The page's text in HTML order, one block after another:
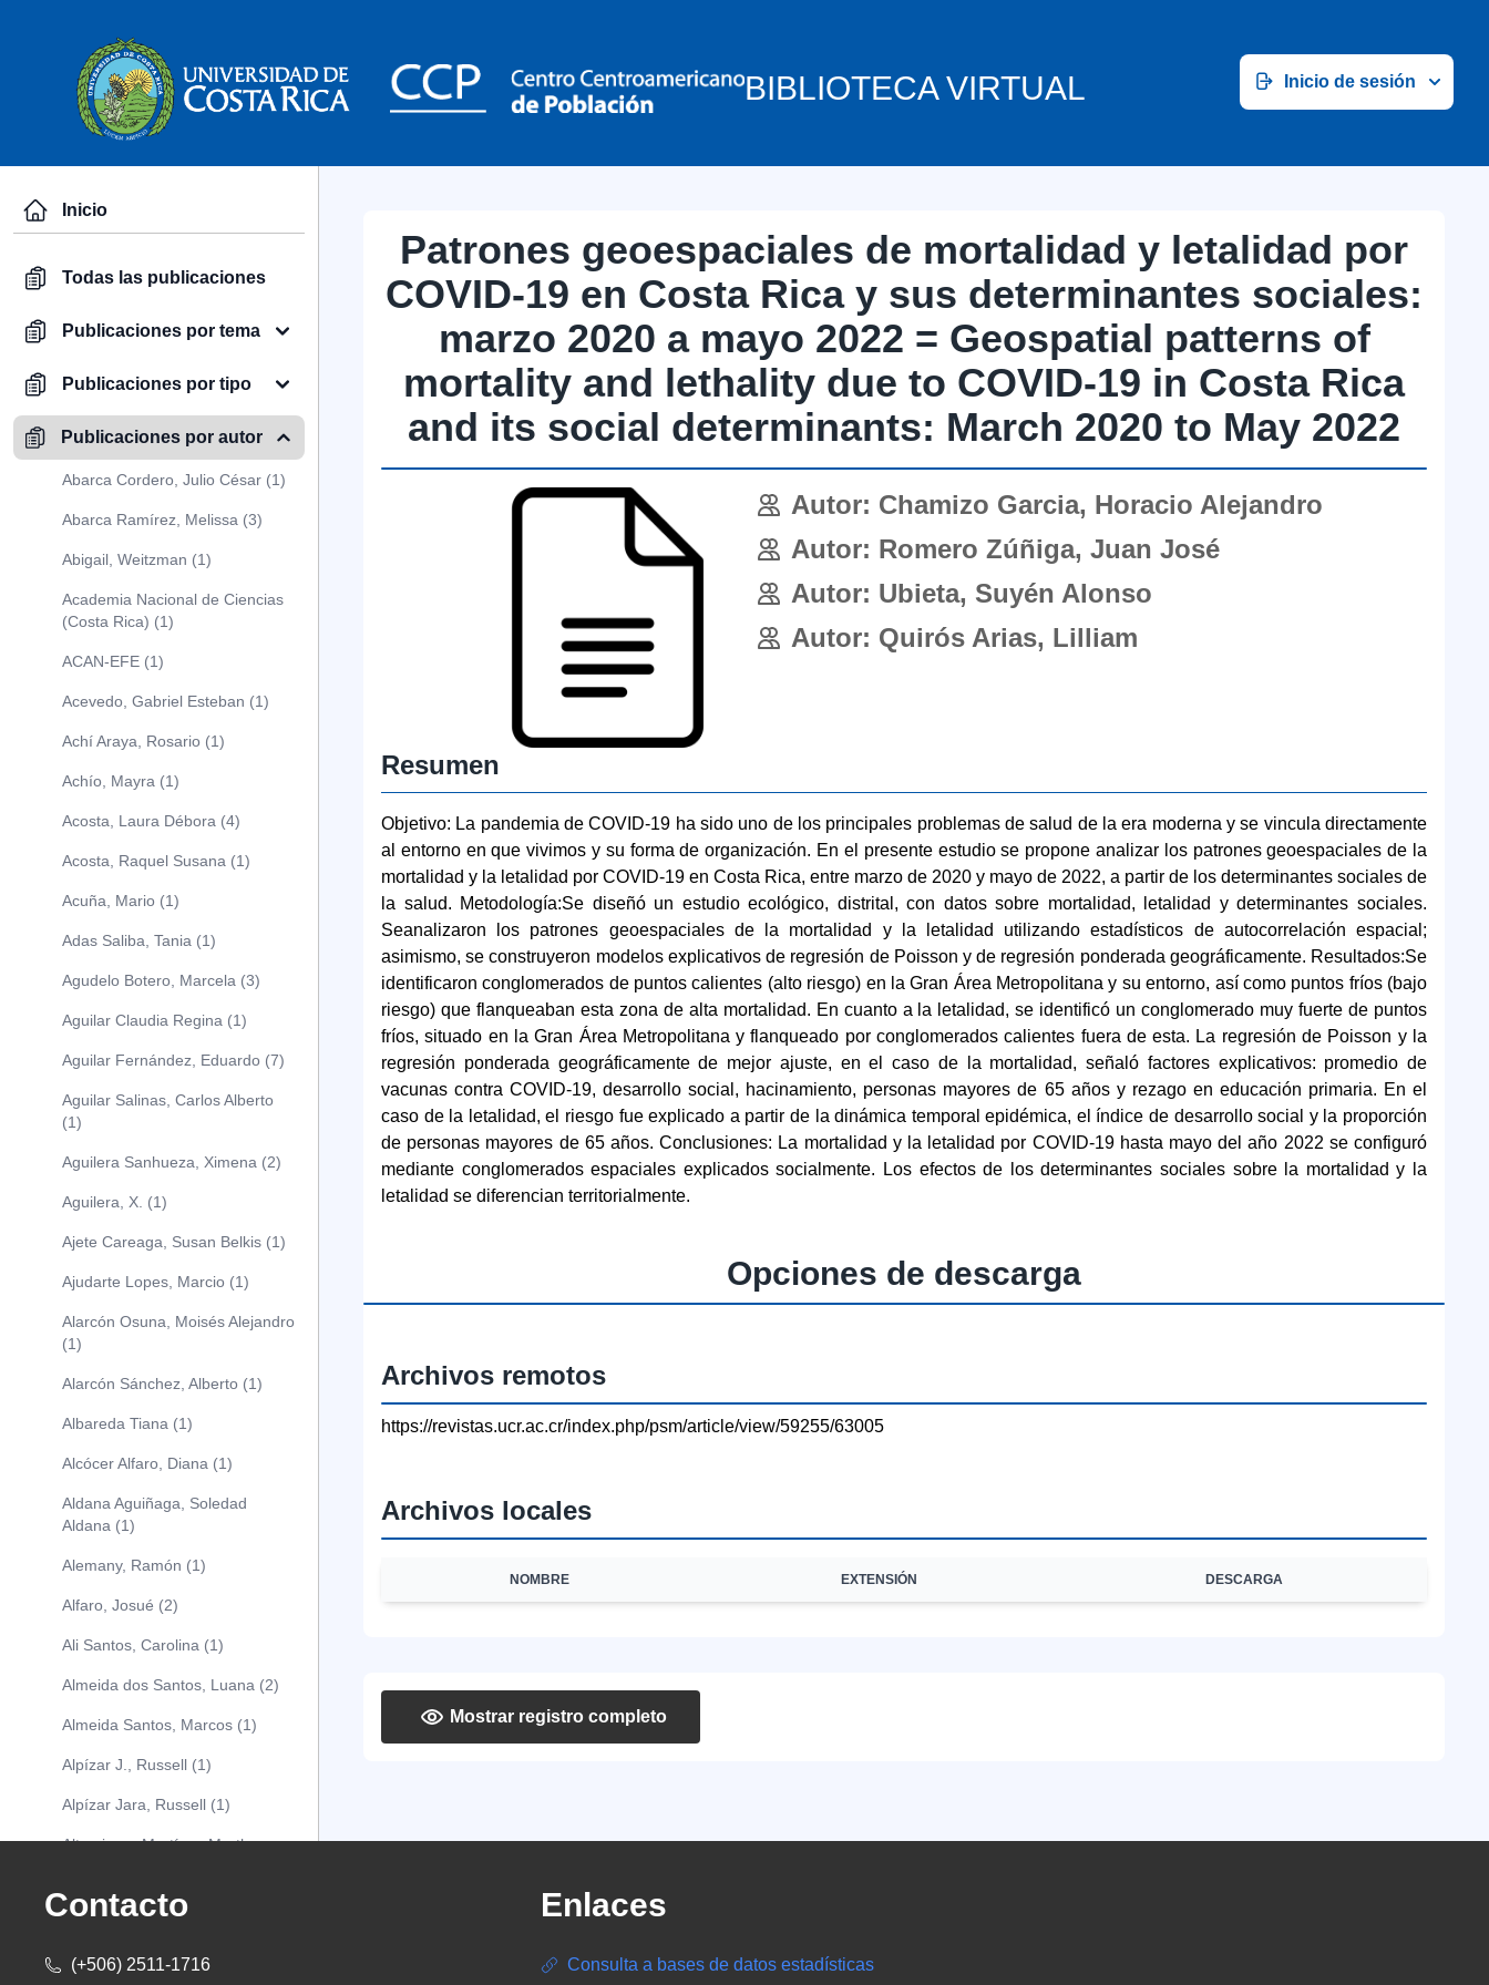
BIBLIOTECA VIRTUAL Inicio de sesión
Inicio
Todas las publicaciones
Publicaciones por tema
Publicaciones por tipo
Publicaciones por autor
Abarca Cordero, Julio César (1)
Abarca Ramírez, Melissa (3)
Abigail, Weitzman (1)
Academia Nacional de Ciencias
(Costa Rica) (1)
ACAN-EFE (1)
Acevedo, Gabriel Esteban (1)
Achí Araya, Rosario (1)
Achío, Mayra (1)
Acosta, Laura Débora (4)
Acosta, Raquel Susana (1)
Acuña, Mario (1)
Adas Saliba, Tania (1)
Agudelo Botero, Marcela (3)
Aguilar Claudia Regina (1)
Aguilar Fernández, Eduardo (7)
Aguilar Salinas, Carlos Alberto
(1)
Aguilera Sanhueza, Ximena (2)
Aguilera, X. (1)
Ajete Careaga, Susan Belkis (1)
Ajudarte Lopes, Marcio (1)
Alarcón Osuna, Moisés Alejandro
(1)
Alarcón Sánchez, Alberto (1)
Albareda Tiana (1)
Alcócer Alfaro, Diana (1)
Aldana Aguiñaga, Soledad
Aldana (1)
Alemany, Ramón (1)
Alfaro, Josué (2)
Ali Santos, Carolina (1)
Almeida dos Santos, Luana (2)
Almeida Santos, Marcos (1)
Alpízar J., Russell (1)
Alpízar Jara, Russell (1)
Altamirano Martínez Martha
Alva Olivos, Manuel A. (1)
Patrones geoespaciales de mortalidad y letalidad por
COVID-19 en Costa Rica y sus determinantes sociales:
marzo 2020 a mayo 2022 = Geospatial patterns of
mortality and lethality due to COVID-19 in Costa Rica
and its social determinants: March 2020 to May 2022
Autor: Chamizo Garcia, Horacio Alejandro
Autor: Romero Zúñiga, Juan José
Autor: Ubieta, Suyén Alonso
Autor: Quirós Arias, Lilliam
Resumen
Objetivo: La pandemia de COVID-19 ha sido uno de los principales problemas de salud de la era moderna y se vincula directamente
al entorno en que vivimos y su forma de organización. En el presente estudio se propone analizar los patrones geoespaciales de la
mortalidad y la letalidad por COVID-19 en Costa Rica, entre marzo de 2020 y mayo de 2022, a partir de los determinantes sociales de
la salud. Metodología:Se diseñó un estudio ecológico, distrital, con datos sobre mortalidad, letalidad y determinantes sociales.
Seanalizaron los patrones geoespaciales de la mortalidad y la letalidad utilizando estadísticos de autocorrelación espacial;
asimismo, se construyeron modelos explicativos de regresión de Poisson y de regresión ponderada geográficamente. Resultados:Se
identificaron conglomerados de puntos calientes (alto riesgo) en la Gran Área Metropolitana y su entorno, así como puntos fríos (bajo
riesgo) que flanqueaban esta zona de alta mortalidad. En cuanto a la letalidad, se identificó un conglomerado muy fuerte de puntos
fríos, situado en la Gran Área Metropolitana y flanqueado por conglomerados calientes fuera de esta. La regresión de Poisson y la
regresión ponderada geográficamente de mejor ajuste, en el caso de la mortalidad, señaló factores explicativos: promedio de
vacunas contra COVID-19, desarrollo social, hacinamiento, personas mayores de 65 años y rezago en educación primaria. En el
caso de la letalidad, el riesgo fue explicado a partir de la dinámica temporal epidémica, el índice de desarrollo social y la proporción
de personas mayores de 65 años. Conclusiones: La mortalidad y la letalidad por COVID-19 hasta mayo del año 2022 se configuró
mediante conglomerados espaciales explicados socialmente. Los efectos de los determinantes sociales sobre la mortalidad y la
letalidad se diferencian territorialmente.
Opciones de descarga
Archivos remotos
https://revistas.ucr.ac.cr/index.php/psm/article/view/59255/63005
Archivos locales
NOMBRE EXTENSIÓN DESCARGA
Mostrar registro completo
Contacto
(+506) 2511-1716
Enlaces
Consulta a bases de datos estadísticas